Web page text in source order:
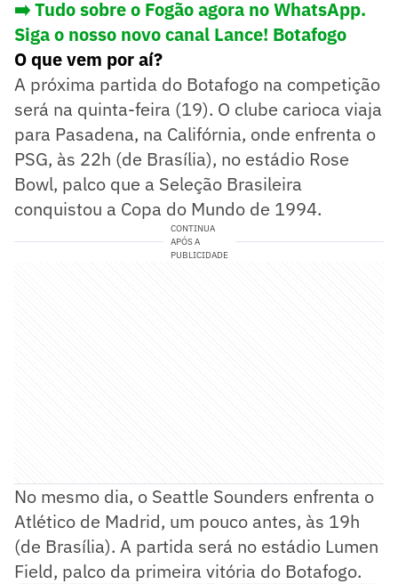
➡️ Tudo sobre o Fogão agora no WhatsApp.
Siga o nosso novo canal Lance! Botafogo
O que vem por aí?
A próxima partida do Botafogo na competição
será na quinta-feira (19). O clube carioca viaja
para Pasadena, na Califórnia, onde enfrenta o
PSG, às 22h (de Brasília), no estádio Rose
Bowl, palco que a Seleção Brasileira
conquistou a Copa do Mundo de 1994.
CONTINUA
APÓS A
PUBLICIDADE
No mesmo dia, o Seattle Sounders enfrenta o
Atlético de Madrid, um pouco antes, às 19h
(de Brasília). A partida será no estádio Lumen
Field, palco da primeira vitória do Botafogo.